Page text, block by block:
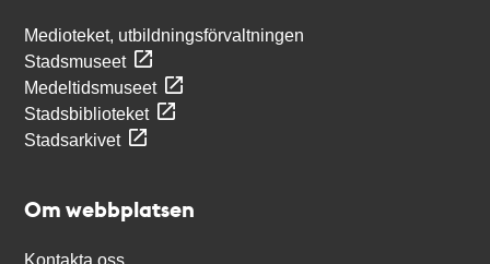
Medioteket, utbildningsförvaltningen
Stadsmuseet
Medeltidsmuseet
Stadsbiblioteket
Stadsarkivet
Om webbplatsen
Kontakta oss